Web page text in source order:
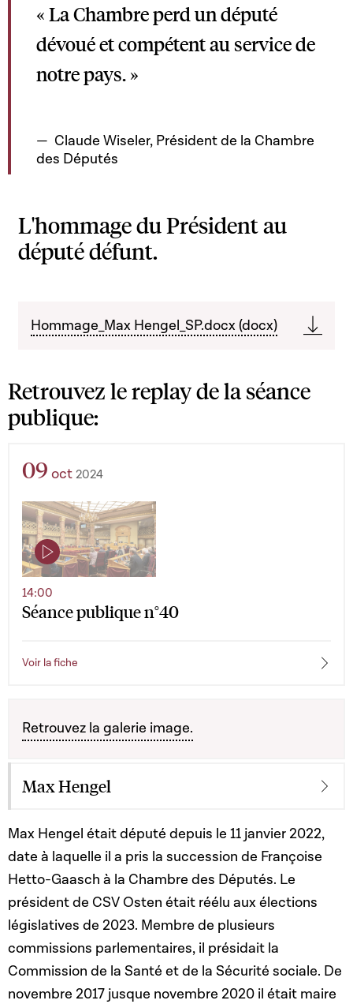
« La Chambre perd un député
dévoué et compétent au service de
notre pays. »
Claude Wiseler, Président de la Chambre
des Députés
L'hommage du Président au
député défunt.
Hommage_Max Hengel_SP.docx (docx)
Retrouvez le replay de la séance
publique:
09 oct 2024
Séance publique n°40
14:00
Voir la fiche
Retrouvez la galerie image.
Max Hengel
Max Hengel était député depuis le 11 janvier 2022,
date à laquelle il a pris la succession de Françoise
Hetto-Gaasch à la Chambre des Députés. Le
président de CSV Osten était réélu aux élections
législatives de 2023. Membre de plusieurs
commissions parlementaires, il présidait la
Commission de la Santé et de la Sécurité sociale. De
novembre 2017 jusque novembre 2020 il était maire